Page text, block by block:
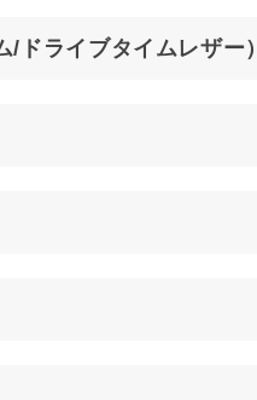
ライブタイムレザー）